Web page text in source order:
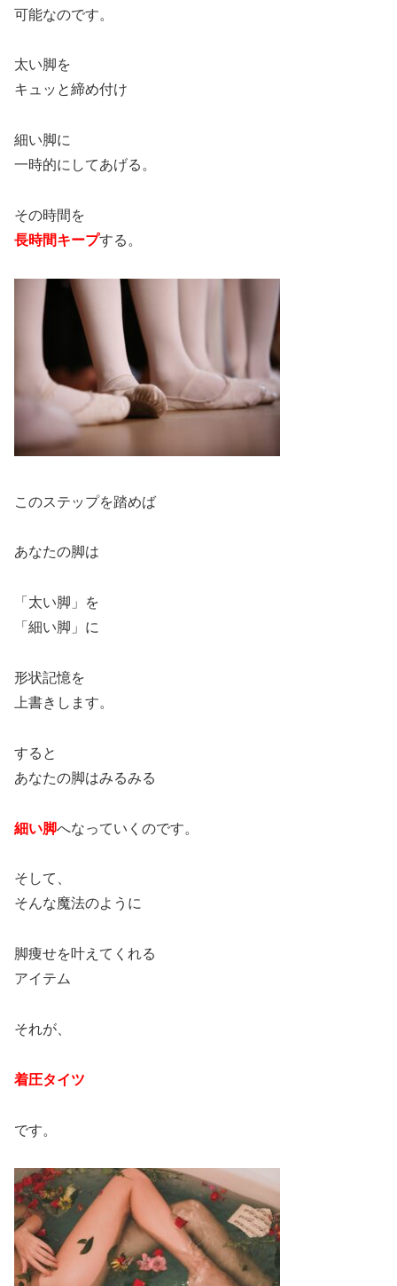
可能なのです。
太い脚を
キュッと締め付け
細い脚に
一時的にしてあげる。
その時間を
長時間キープする。
このステップを踏めば
あなたの脚は
「太い脚」を
「細い脚」に
形状記憶を
上書きします。
すると
あなたの脚はみるみる
細い脚へなっていくのです。
そして、
そんな魔法のように
脚痩せを叶えてくれる
アイテム
それが、
着圧タイツ
です。